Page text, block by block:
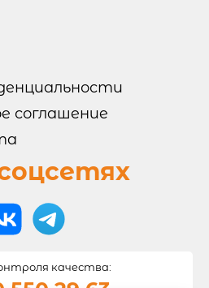
соглашение
качества: